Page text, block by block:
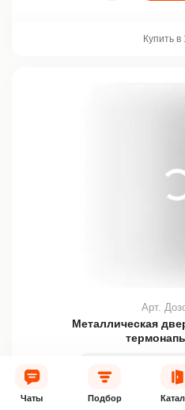
Купить в
Металлическая
Арт.
23 800 руб.
Чаты Подбор